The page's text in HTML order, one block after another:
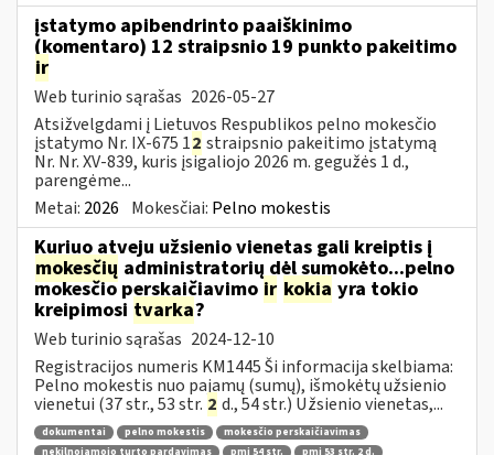
įstatymo apibendrinto paaiškinimo
(komentaro) 12 straipsnio 19 punkto pakeitimo
ir
Web turinio sąrašas 2026-05-27
Atsižvelgdami į Lietuvos Respublikos pelno mokesčio
įstatymo Nr. IX-675 12 straipsnio pakeitimo įstatymą
Nr. Nr. XV-839, kuris įsigaliojo 2026 m. gegužės 1 d.,
parengėme...
Metai: 2026 Mokesčiai: Pelno mokestis
Kuriuo atveju užsienio vienetas gali kreiptis į
mokesčių administratorių dėl sumokėto...pelno
mokesčio perskaičiavimo ir kokia yra tokio
kreipimosi tvarka?
Web turinio sąrašas 2024-12-10
Registracijos numeris KM1445 Ši informacija skelbiama:
Pelno mokestis nuo pajamų (sumų), išmokėtų užsienio
vienetui (37 str., 53 str. 2 d., 54 str.) Užsienio vienetas,...
dokumentai pelno mokestis
mokesčio perskaičiavimas
nekilnojamojo turto pardavimas
pmį 54 str. pmį 53 str. 2 d.